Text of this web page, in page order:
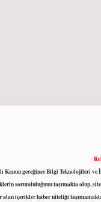
Kanun gereğince Bilgi Teknolojileri
sorumluluğunu taşımakta olup,
alan içerikler haber niteliği